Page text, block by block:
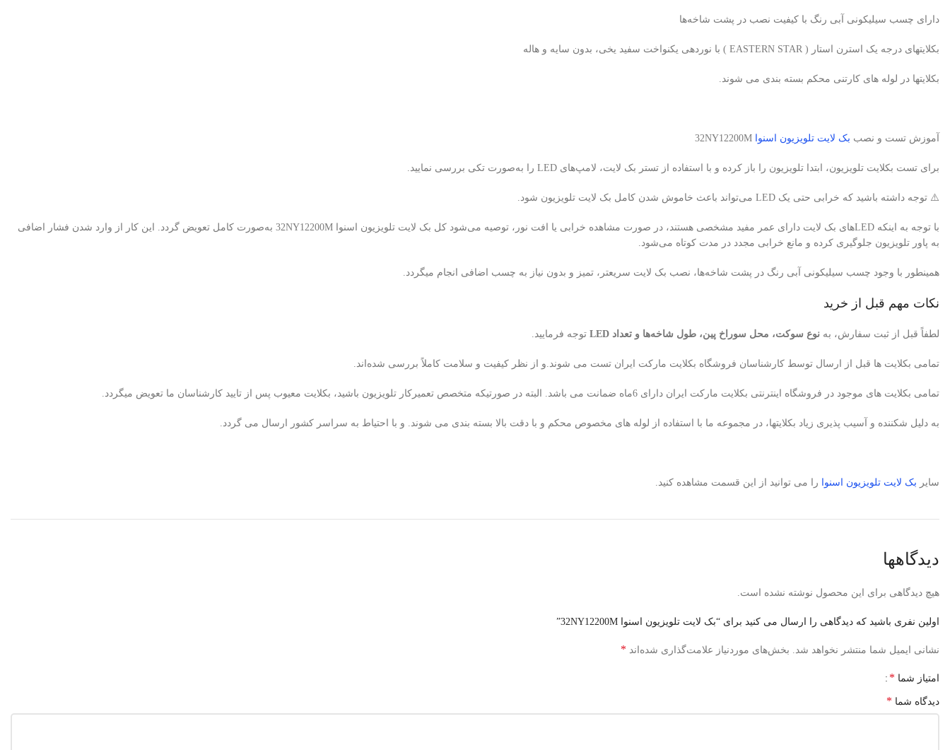
دارای چسب سیلیکونی آبی رنگ با کیفیت نصب در پشت شاخه‌ها
بکلایتهای درجه یک استرن استار ( EASTERN STAR ) با نوردهی یکنواخت سفید یخی، بدون سایه و هاله
بکلایتها در لوله های کارتنی محکم بسته بندی می شوند.
آموزش تست و نصب بک لایت تلویزیون اسنوا
برای تست بکلایت تلویزیون، ابتدا تلویزیون را باز کرده و با استفاده از تستر بک لایت، لامپ‌های LED را به‌صورت تکی بررسی نمایید.
⚠️ توجه داشته باشید که خرابی حتی یک LED می‌تواند باعث خاموش شدن کامل بک لایت تلویزیون شود.
با توجه به اینکه LEDهای بک لایت دارای عمر مفید مشخصی هستند، در صورت مشاهده خرابی یا افت نور، توصیه می‌شود کل بک لایت تلویزیون اسنوا 32NY12200M به‌صورت کامل تعویض گردد. این کار از وارد شدن فشار اضافی
به پاور تلویزیون جلوگیری کرده و مانع خرابی مجدد در مدت کوتاه می‌شود.
همینطور با وجود چسب سیلیکونی آبی رنگ در پشت شاخه‌ها، نصب بک لایت سریعتر، تمیز و بدون نیاز به چسب اضافی انجام میگردد.
نکات مهم قبل از خرید
لطفاً قبل از ثبت سفارش، به نوع سوکت، محل سوراخ پین، طول شاخه‌ها و تعداد LED توجه فرمایید.
تمامی بکلایت ها قبل از ارسال توسط کارشناسان فروشگاه بکلایت مارکت ایران تست می شوند.و از نظر کیفیت و سلامت کاملاً بررسی شده‌اند.
تمامی بکلایت های موجود در فروشگاه اینترنتی بکلایت مارکت ایران دارای 6ماه ضمانت می باشد. البته در صورتیکه متخصص تعمیرکار تلویزیون باشید، بکلایت معیوب پس از تایید کارشناسان ما تعویض میگردد.
به دلیل شکننده و آسیب پذیری زیاد بکلایتها، در مجموعه ما با استفاده از لوله های مخصوص محکم و با دقت بالا بسته بندی می شوند. و با احتیاط به سراسر کشور ارسال می گردد.
سایر بک لایت تلویزیون اسنوا را می توانید از این قسمت مشاهده کنید.
دیدگاهها
هیچ دیدگاهی برای این محصول نوشته نشده است.
اولین نفری باشید که دیدگاهی را ارسال می کنید برای “بک لایت تلویزیون اسنوا 32NY12200M”
نشانی ایمیل شما منتشر نخواهد شد. بخش‌های موردنیاز علامت‌گذاری شده‌اند *
امتیاز شما *
دیدگاه شما *